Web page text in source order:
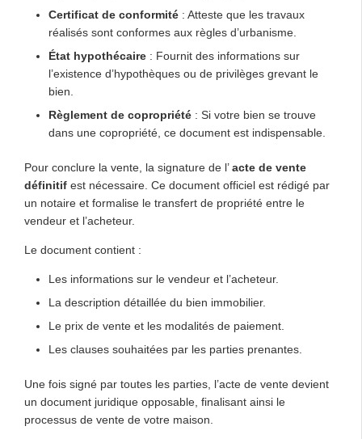
Certificat de conformité : Atteste que les travaux
réalisés sont conformes aux règles d’urbanisme.
État hypothécaire : Fournit des informations sur
l’existence d’hypothèques ou de privilèges grevant le
bien.
Règlement de copropriété : Si votre bien se trouve
dans une copropriété, ce document est indispensable.
Pour conclure la vente, la signature de l’acte de vente
définitif est nécessaire. Ce document officiel est rédigé par
un notaire et formalise le transfert de propriété entre le
vendeur et l’acheteur.
Le document contient :
Les informations sur le vendeur et l’acheteur.
La description détaillée du bien immobilier.
Le prix de vente et les modalités de paiement.
Les clauses souhaitées par les parties prenantes.
Une fois signé par toutes les parties, l’acte de vente devient
un document juridique opposable, finalisant ainsi le
processus de vente de votre maison.